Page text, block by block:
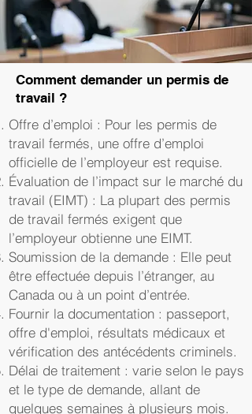
Comment demander un permis de
travail ?
Offre d’emploi : Pour les permis de
travail fermés, une offre d’emploi
officielle de l’employeur est requise.
Évaluation de l’impact sur le marché du
travail (EIMT) : La plupart des permis
de travail fermés exigent que
l’employeur obtienne une EIMT.
Soumission de la demande : Elle peut
être effectuée depuis l’étranger, au
Canada ou à un point d’entrée.
Fournir la documentation : passeport,
offre d'emploi, résultats médicaux et
vérification des antécédents criminels.
Délai de traitement : varie selon le pays
et le type de demande, allant de
quelques semaines à plusieurs mois.